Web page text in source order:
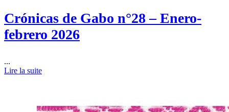
Crónicas de Gabo n°28 – Enero-
febrero 2026
...
Lire la suite